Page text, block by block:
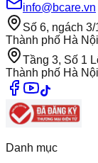
info@bcare.vn
Số 6, ngách
Thành phố Hà
Tầng 3, Số 1
Thành phố Hà Nội
Danh mục